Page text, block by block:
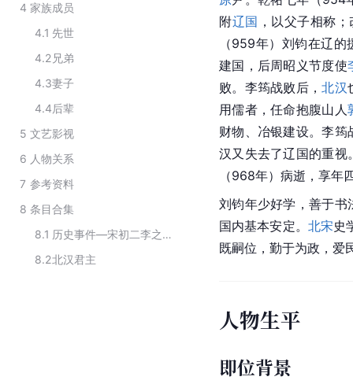
4 家族成员
4.1 先世
4.2 兄弟
4.3妻子
4.4后辈
5 文艺影视
6 人物关系
7 参考资料
8 条目合集
8.1
历史事件—宋初二李之乱相关人物
8.2北汉君主
附辽国 ，以父子相称；
（959年）刘钧在辽的
建国，后周昭义节度使
败。李筠战败后，北汉
用儒者，任命抱腹山人
财物、冶银建设。李
汉又失去了辽国的重视
（968年）病逝，享年
刘钧年少好学，善于书
国内基本安定。 北宋史
既嗣位，勤于为政，爱
人物生平
即位背景